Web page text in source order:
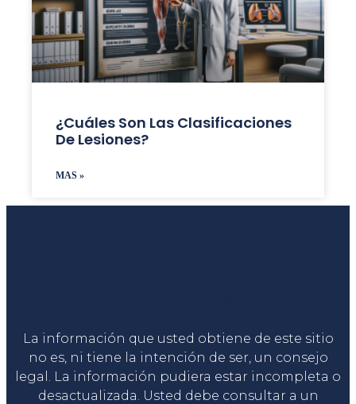
¿Cuáles Son Las Clasificaciones
De Lesiones?
MAS »
La información que usted obtiene de este sitio
no es, ni tiene la intención de ser, un consejo
legal. La información pudiera estar incompleta o
desactualizada. Usted debe consultar a un